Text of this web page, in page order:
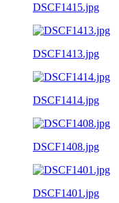
DSCF1415.jpg
DSCF1413.jpg
DSCF1414.jpg
DSCF1408.jpg
DSCF1401.jpg